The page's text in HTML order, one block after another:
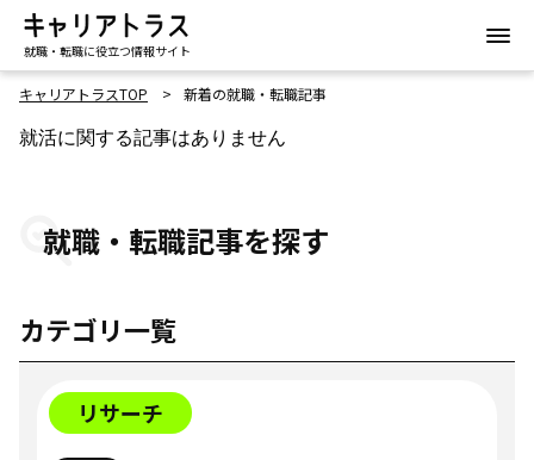
就職・転職に役立つ情報サイト
キャリアトラスTOP 新着の就職・転職記事
就活に関する記事はありません
就職・転職記事を探す
カテゴリ一覧
リサーチ